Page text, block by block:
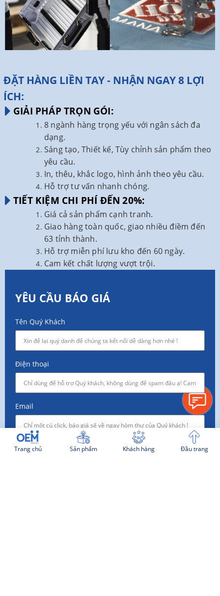
ĐẶT HÀNG LIỀN TAY - NHẬN NGAY 8 LỢI
ÍCH:
GIẢI PHÁP TRỌN GÓI:
8 ngành hàng trọng yếu với ngân sách đa
dạng.
Sáng tạo, Thiết kế, Tùy chỉnh sản phẩm theo
yêu cầu.
In, thêu, khắc logo, hình ảnh theo yêu cầu.
Hỗ trợ tư vấn nhanh chóng.
TIẾT KIỆM CHI PHÍ ĐẾN 20%:
Giá cả sản phẩm cạnh tranh.
Giao hàng toàn quốc, giao nhiều điềm đến
63 tỉnh thành.
Hỗ trợ miễn phí lưu kho đến 60 ngày.
Cam kết chất lượng vượt trội.
YÊU CẦU BÁO GIÁ
Tên Quý Khách
Điện thoại
Email
Công ty
Trang chủ Sản phẩm Khách hàng Đầu trang